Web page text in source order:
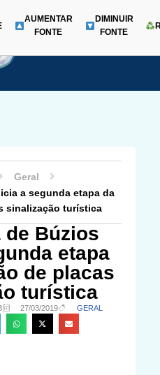
Menu
AUMENTAR
FONTE
DIMINUIR
FONTE
Geral
a segunda etapa da
sinalização turística
de Búzios
etapa
de placas
turística
27/03/2019 GERAL